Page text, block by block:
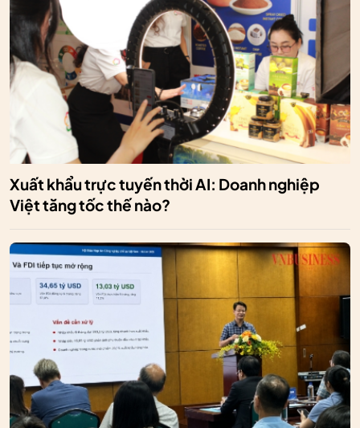
Xuất khẩu trực tuyến thời AI: Doanh nghiệp
Việt tăng tốc thế nào?